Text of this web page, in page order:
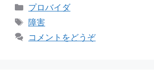
カ
テ
リ
プロバイダ
タ
グ
障害
コメントをどうぞ